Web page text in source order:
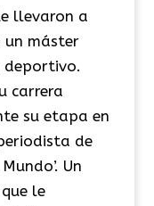
llevaron a
máster
deportivo.
carrera
su etapa en
de
Un
le